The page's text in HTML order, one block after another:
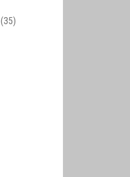
(35)